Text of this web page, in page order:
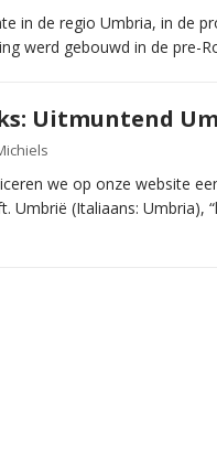
in de regio Umbria, in de
werd gebouwd in de pre-
Uitmuntend
we op onze website
Umbrië (Italiaans: Umbria),